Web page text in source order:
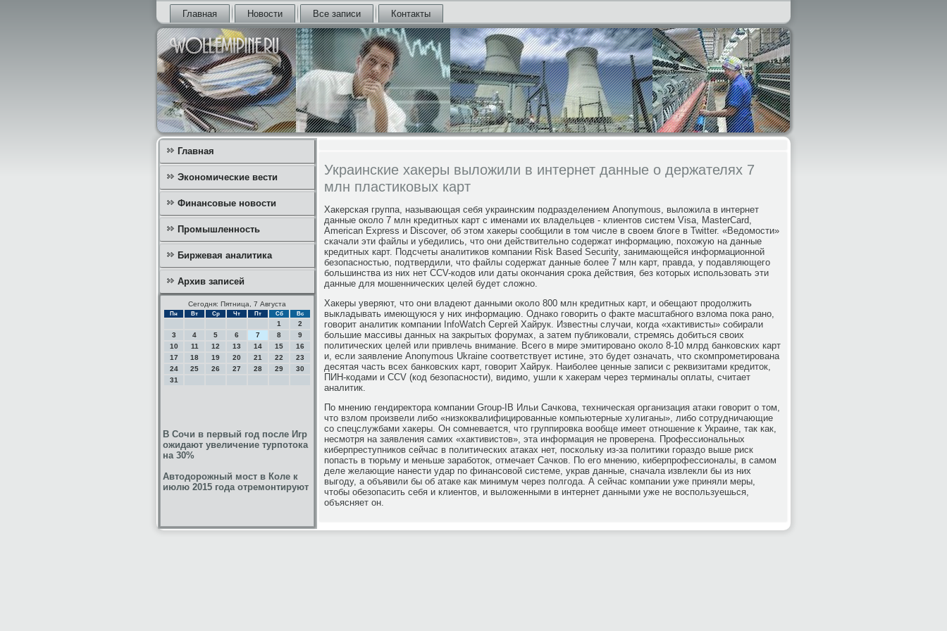
Главная Новости Все записи Контакты
Главная
Экономические вести
Финансовые новости
Промышленность
Биржевая аналитика
Архив записей
Сегодня: Пятница, 7 Августа
Пн Вт Ср Чт Пт Сб Вс
1
2
3
4 5 6 7 8
9
10
11 12 13 14 15
16
17
18 19 20 21 22
23
24
25 26 27 28 29
30
31
В Сочи в первый год после Игр
ожидают увеличение турпотока
на 30%
Автодорожный мост в Коле к
июлю 2015 года отремонтируют
Украинские хакеры выложили в интернет данные о держателях 7
млн пластиковых карт
Хакерская группа, называющая себя украинским подразделением Anonymous, выложила в интернет
данные около 7 млн кредитных карт с именами их владельцев - клиентов систем Visa, MasterCard,
American Express и Discover, об этом хакеры сообщили в том числе в своем блоге в Twitter. «Ведомости»
скачали эти файлы и убедились, что они действительно содержат информацию, похожую на данные
кредитных карт. Подсчеты аналитиков компании Risk Based Security, занимающейся информационной
безопасностью, подтвердили, что файлы содержат данные более 7 млн карт, правда, у подавляющего
большинства из них нет CCV-кодов или даты окончания срока действия, без которых использовать эти
данные для мошеннических целей будет сложно.
Хакеры уверяют, что они владеют данными около 800 млн кредитных карт, и обещают продолжить
выкладывать имеющуюся у них информацию. Однако говорить о факте масштабного взлома пока рано,
говорит аналитик компании InfoWatch Сергей Хайрук. Известны случаи, когда «хактивисты» собирали
большие массивы данных на закрытых форумах, а затем публиковали, стремясь добиться своих
политических целей или привлечь внимание. Всего в мире эмитировано около 8-10 млрд банковских карт
и, если заявление Anonymous Ukraine соответствует истине, это будет означать, что скомпрометирована
десятая часть всех банковских карт, говорит Хайрук. Наиболее ценные записи с реквизитами кредиток,
ПИН-кодами и CCV (код безопасности), видимо, ушли к хакерам через терминалы оплаты, считает
аналитик.
По мнению гендиректора компании Group-IB Ильи Сачкова, техническая организация атаки говорит о том,
что взлом произвели либо «низкоквалифицированные компьютерные хулиганы», либо сотрудничающие
со спецслужбами хакеры. Он сомневается, что группировка вообще имеет отношение к Украине, так как,
несмотря на заявления самих «хактивистов», эта информация не проверена. Профессиональных
киберпреступников сейчас в политических атаках нет, поскольку из-за политики гораздо выше риск
попасть в тюрьму и меньше заработок, отмечает Сачков. По его мнению, киберпрофессионалы, в самом
деле желающие нанести удар по финансовой системе, украв данные, сначала извлекли бы из них
выгоду, а объявили бы об атаке как минимум через полгода. А сейчас компании уже приняли меры,
чтобы обезопасить себя и клиентов, и выложенными в интернет данными уже не воспользуешься,
объясняет он.